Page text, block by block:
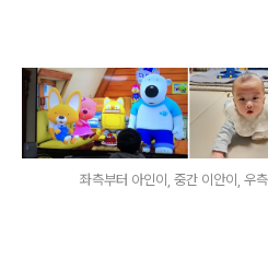
좌측부터 아인이, 중간 이안이, 우